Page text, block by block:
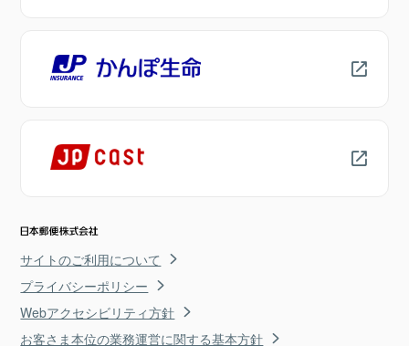
サイトのご利用について
プライバシーポリシー
Webアクセシビリティ方針
お客さま本位の業務運営に関する基本方針